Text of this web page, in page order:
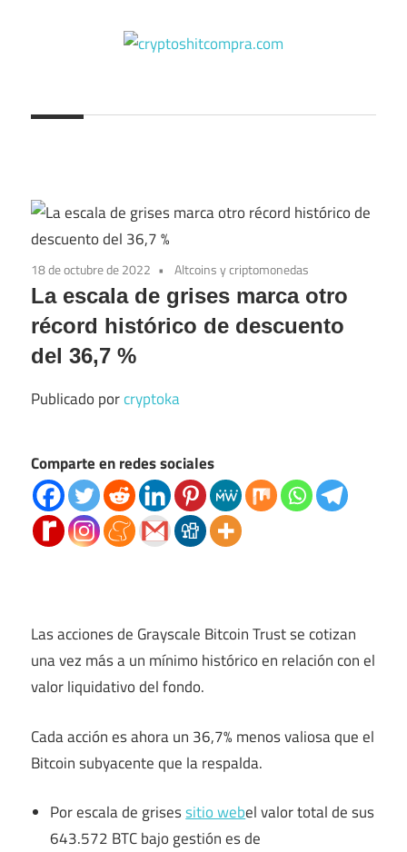
18 de octubre de 2022 Altcoins y criptomonedas
La escala de grises marca otro
récord histórico de descuento
del 36,7 %
Publicado porcryptoka
Comparte en redes sociales
Las acciones de Grayscale Bitcoin Trust se cotizan
una vez más a un mínimo histórico en relación con el
valor liquidativo del fondo.
Cada acción es ahora un 36,7% menos valiosa que el
Bitcoin subyacente que la respalda.
Por escala de grisessitio webel valor total de sus
643.572 BTC bajo gestión es de